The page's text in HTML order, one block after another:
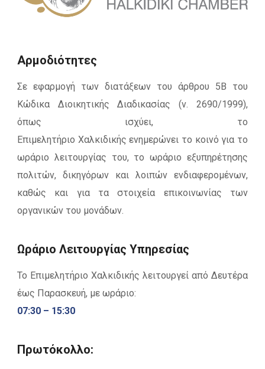
Αρμοδιότητες
Σε εφαρμογή των διατάξεων του άρθρου 5Β του
Κώδικα Διοικητικής Διαδικασίας (ν. 2690/1999),
όπως ισχύει, το
Επιμελητήριο Χαλκιδικής ενημερώνει το κοινό για το
ωράριο λειτουργίας του, το ωράριο εξυπηρέτησης
πολιτών, δικηγόρων και λοιπών ενδιαφερομένων,
καθώς και για τα στοιχεία επικοινωνίας των
οργανικών του μονάδων.
Ωράριο Λειτουργίας Υπηρεσίας
Το Επιμελητήριο Χαλκιδικής λειτουργεί από Δευτέρα
έως Παρασκευή, με ωράριο:
07:30 – 15:30
Πρωτόκολλο: